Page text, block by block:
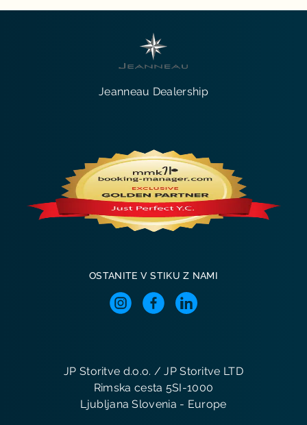
Jeanneau Dealership
OSTANITE V STIKU Z NAMI
JP Storitve d.o.o. / JP Storitve LTD
Rimska cesta 5SI-1000
Ljubljana Slovenia - Europe